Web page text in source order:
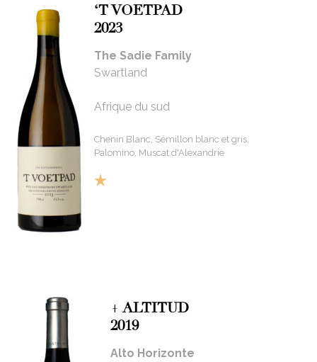
‘T VOETPAD
2023
The Sadie Family
Swartland
Afrique du sud
Chenin Blanc, Sémillon blanc et gris,
Palomino, Muscat d'Alexandrie
+ ALTITUD
2019
Alto Horizonte